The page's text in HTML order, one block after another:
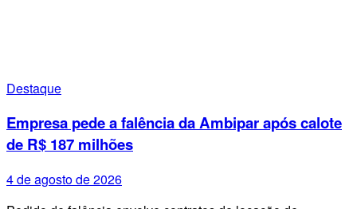
Destaque
Empresa pede a falência da Ambipar após calote
de R$ 187 milhões
4 de agosto de 2026